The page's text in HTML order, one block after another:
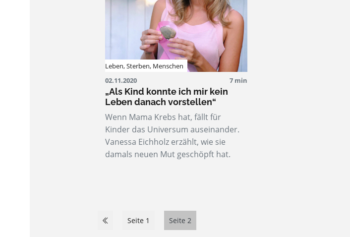
Leben,Sterben, Menschen
02.11.2020
7 min
„Als Kind konnte ich mir kein
Leben danach vorstellen“
Wenn Mama Krebs hat, fällt für
Kinder das Universum auseinander.
Vanessa Eichholz erzählt, wie sie
damals neuen Mut geschöpft hat.
Seite 1 Seite 2